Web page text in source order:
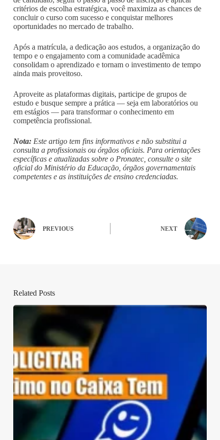
critérios de escolha estratégica, você maximiza as chances de
concluir o curso com sucesso e conquistar melhores
oportunidades no mercado de trabalho.
Após a matrícula, a dedicação aos estudos, a organização do
tempo e o engajamento com a comunidade acadêmica
consolidam o aprendizado e tornam o investimento de tempo
ainda mais proveitoso.
Aproveite as plataformas digitais, participe de grupos de
estudo e busque sempre a prática — seja em laboratórios ou
em estágios — para transformar o conhecimento em
competência profissional.
Nota:Este artigo tem fins informativos e não substitui a
consulta a profissionais ou órgãos oficiais. Para orientações
específicas e atualizadas sobre o Pronatec, consulte o site
oficial do Ministério da Educação, órgãos governamentais
competentes e as instituições de ensino credenciadas.
PREVIOUS NEXT
Related Posts